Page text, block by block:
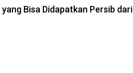
Bisa Didapatkan Persib dari